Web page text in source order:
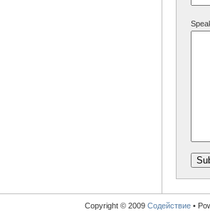
Copyright © 2009 Содействие•